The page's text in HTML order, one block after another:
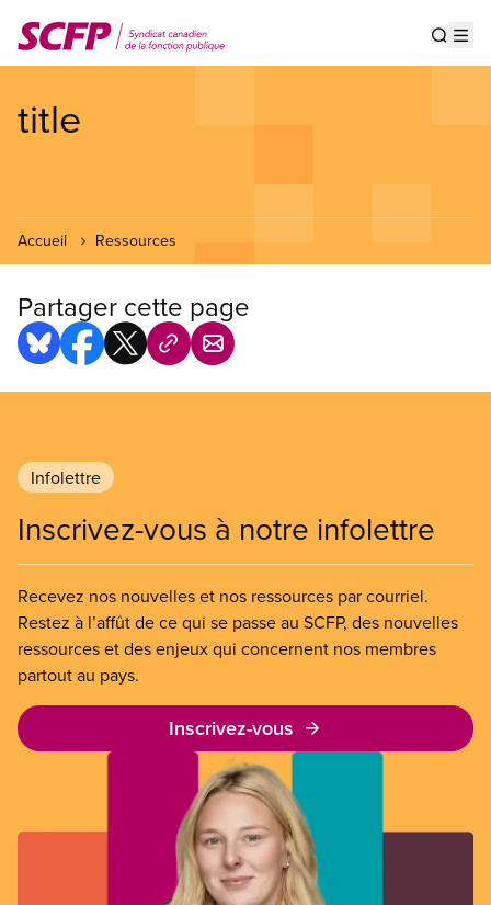
au
contenu
title
Accueil Ressources
Partager cette page
Infolettre
Inscrivez-vous à notre infolettre
Recevez nos nouvelles et nos ressources par courriel.
Restez à l’affût de ce qui se passe au SCFP, des nouvelles
ressources et des enjeux qui concernent nos membres
partout au pays.
Inscrivez-vous